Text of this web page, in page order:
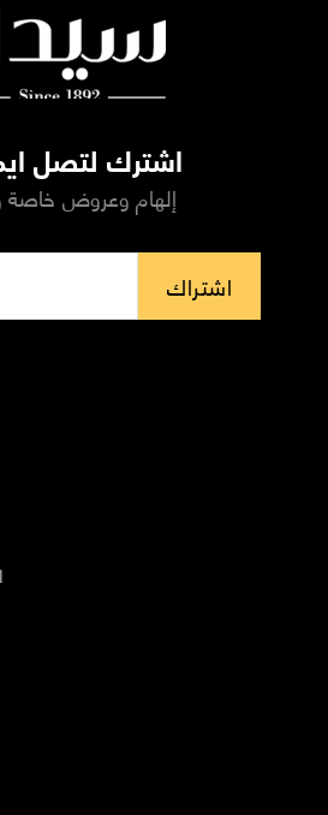
اشترك لتصل
إلهام وعروض خاصة
اشتراك